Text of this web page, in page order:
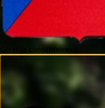
Gérer le consentement